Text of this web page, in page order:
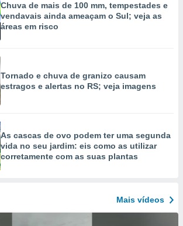
Chuva de mais de 100 mm, tempestades e
vendavais ainda ameaçam o Sul; veja as
áreas em risco
Tornado e chuva de granizo causam
estragos e alertas no RS; veja imagens
As cascas de ovo podem ter uma segunda
vida no seu jardim: eis como as utilizar
corretamente com as suas plantas
Mais vídeos